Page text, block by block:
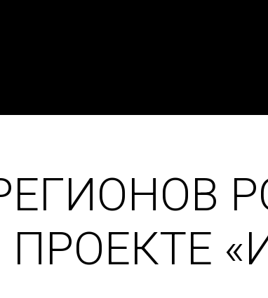
ПРОЕКТЕ